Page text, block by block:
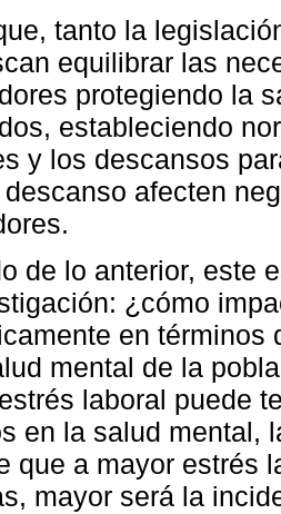
tanto la
equilibrar las
protegiendo la
estableciendo
y los descansos
afecten
de lo anterior, este
¿cómo
en términos
mental de la
laboral puede
en la salud mental,
que a mayor estrés
mayor será la